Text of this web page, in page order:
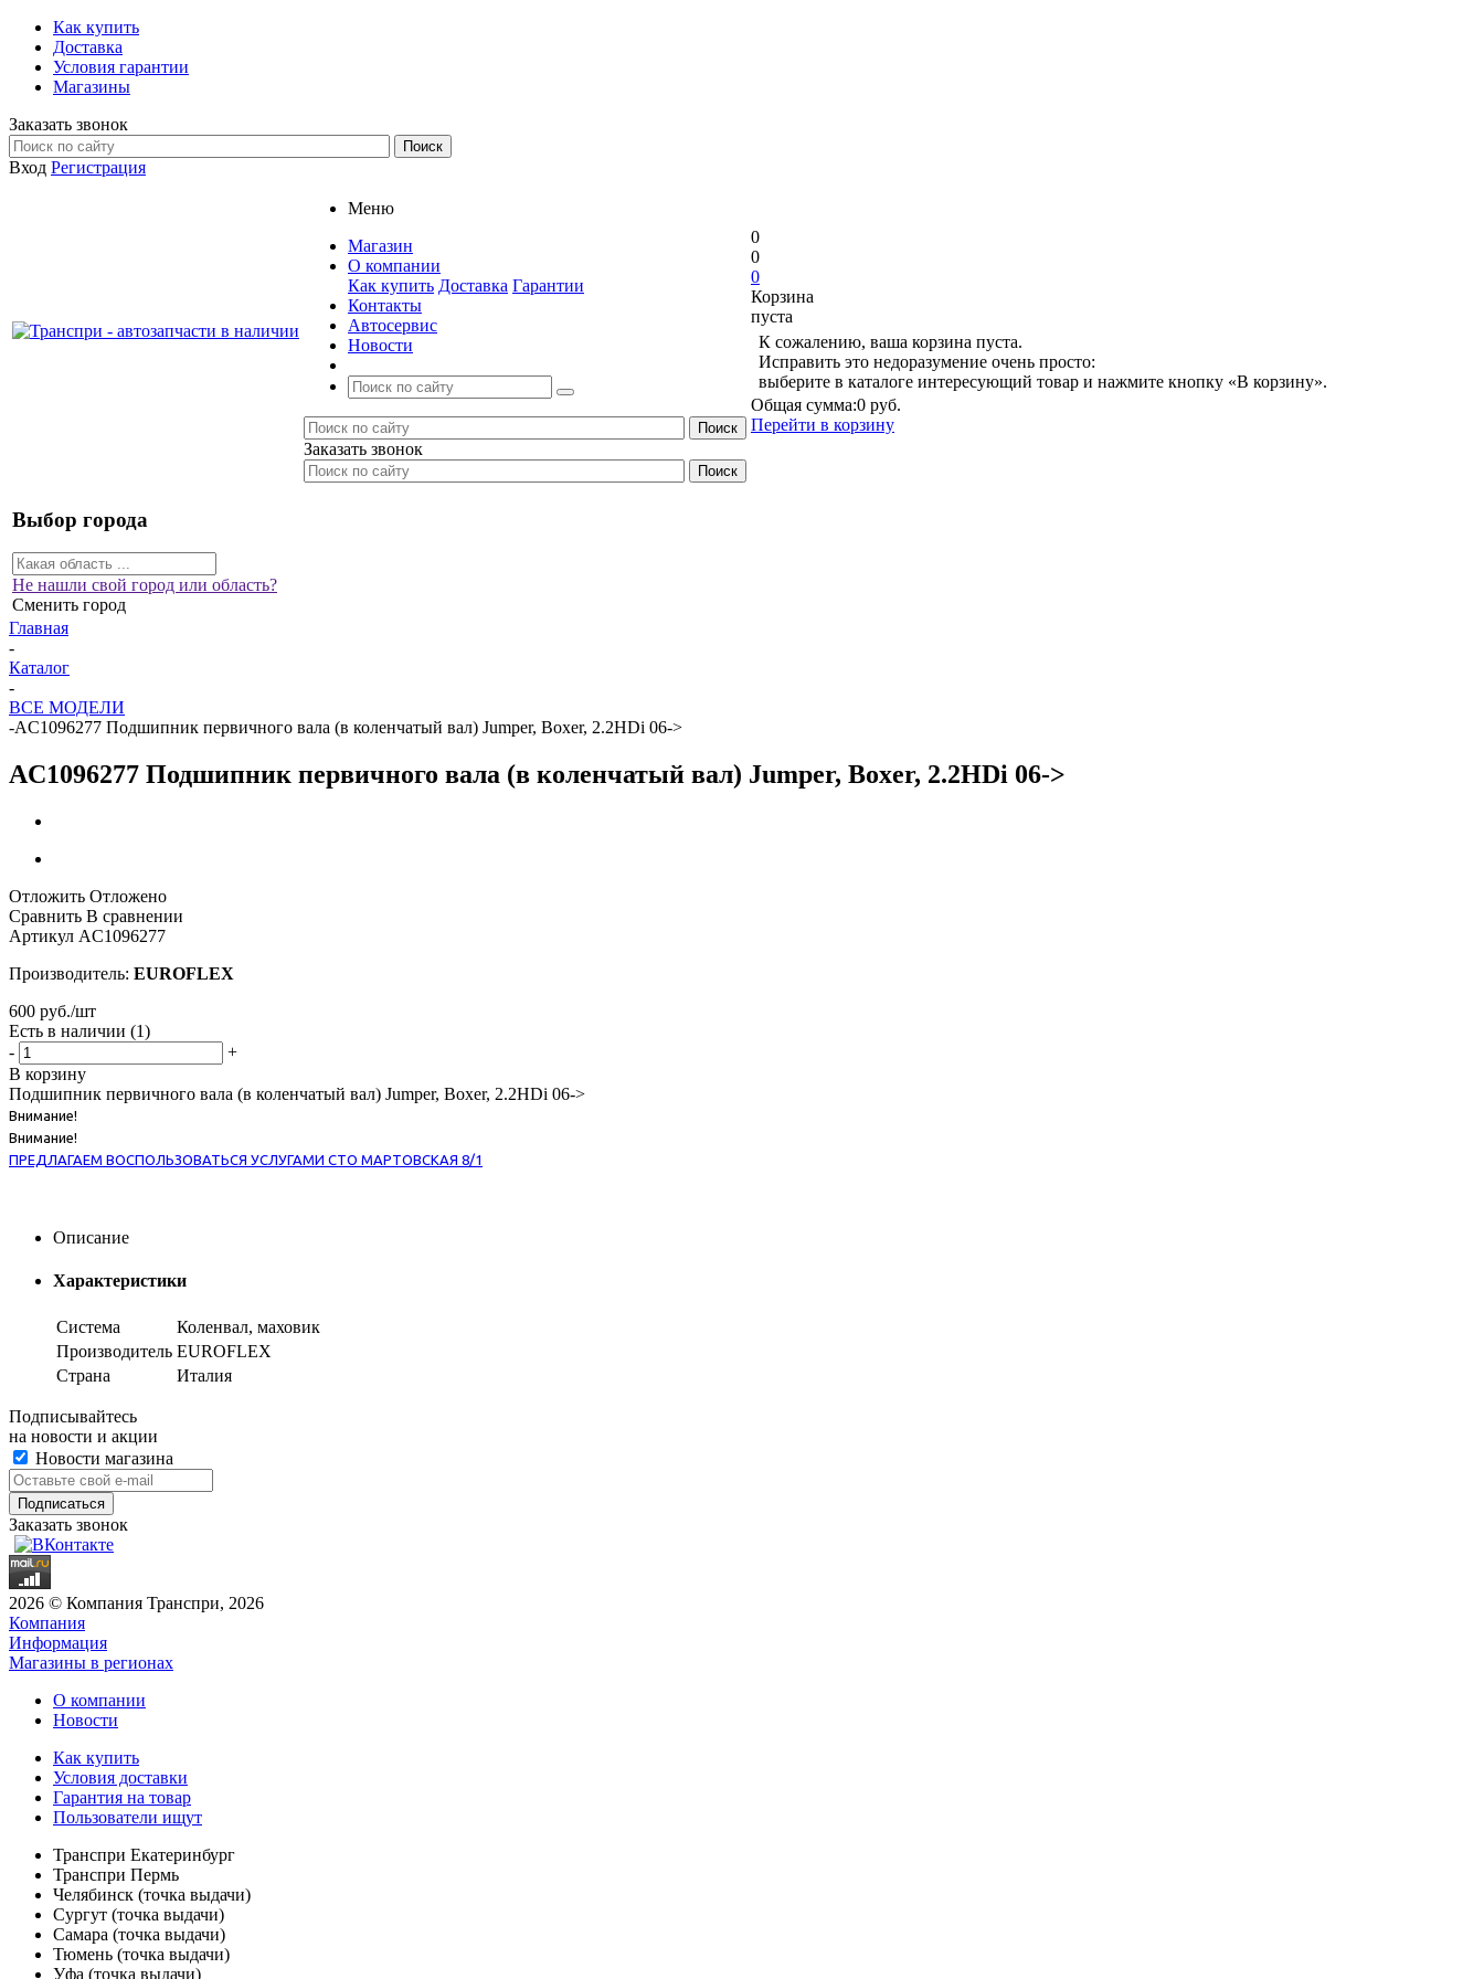
Как купить
Доставка
Условия гарантии
Магазины
Заказать звонок
Вход Регистрация
Меню
Магазин
О компании
Как купить Доставка Гарантии
Контакты
Автосервис
Новости
Заказать звонок
0
0
0
Корзина
пуста
К сожалению, ваша корзина пуста.
Исправить это недоразумение очень просто:
выберите в каталоге интересующий товар и нажмите кнопку «В корзину».
Общая сумма:0 руб.
Перейти в корзину
Выбор города
Не нашли свой город или область?
Сменить город
Главная
-
Каталог
-
ВСЕ МОДЕЛИ
-AC1096277 Подшипник первичного вала (в коленчатый вал) Jumper, Boxer, 2.2HDi 06->
AC1096277 Подшипник первичного вала (в коленчатый вал) Jumper, Boxer, 2.2HDi 06->
Отложить Отложено
Сравнить В сравнении
Артикул AC1096277
Производитель: EUROFLEX
600 руб./шт
Есть в наличии (1)
-
+
В корзину
Подшипник первичного вала (в коленчатый вал) Jumper, Boxer, 2.2HDi 06->
Внимание!
Внимание!
ПРЕДЛАГАЕМ ВОСПОЛЬЗОВАТЬСЯ УСЛУГАМИ СТО МАРТОВСКАЯ 8/1
Описание
Характеристики
Система
Коленвал, маховик
Производитель EUROFLEX
Страна
Италия
Подписывайтесь
на новости и акции
Новости магазина
Заказать звонок
2026 © Компания Транспри, 2026
Компания
Информация
Магазины в регионах
О компании
Новости
Как купить
Условия доставки
Гарантия на товар
Пользователи ищут
Транспри Екатеринбург
Транспри Пермь
Челябинск (точка выдачи)
Сургут (точка выдачи)
Самара (точка выдачи)
Тюмень (точка выдачи)
Уфа (точка выдачи)